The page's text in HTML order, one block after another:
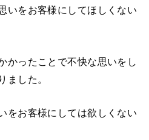
いをお客様にしてほしくない
かったことで不快な思いをし
ました。
をお客様にしては欲しくない